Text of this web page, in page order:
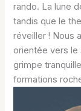
rando. La lune
tandis que le
réveiller ! Nous
orientée vers le
grimpe
formations